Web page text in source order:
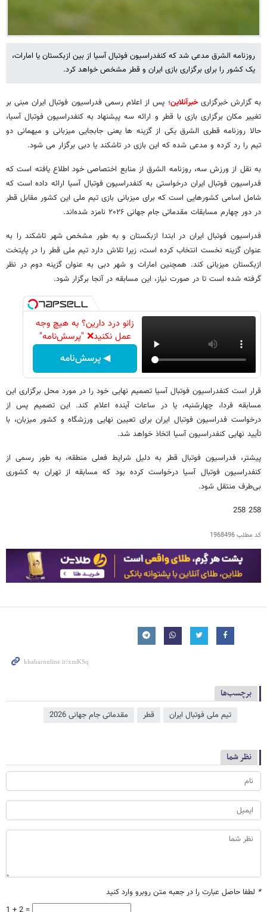
روزنامه الشرق مدعی شد که کنفدراسیون فوتبال آسیا از بین ازبکستان یا امارات،
یک کشور را برای برگزاری بازی ایران و قطر مشخص خواهد کرد.
به گزارش خبرگزاریخبرآنلاین؛ پس از اعلام رسمی فدراسیون فوتبال ایران مبنی بر
تغییر مکان برگزاری بازی با قطر و ارائه سه پیشنهاد به کنفدراسیون فوتبال آسیا،
حالا روزنامه قطری الشرق یکی از گزینه ها یعنی جابجایی میزبانی و میهمانی دو
تیم را رد کرده و مدعی شده که این بازی در تاشکند یا دبی برگزار می شود.
به نقل از ورزش سه، روزنامه الشرق از منابع اختصاصی خود اطلاع یافته است که
فدراسیون فوتبال ایران درخواستی به کنفدراسیون فوتبال آسیا ارائه داده است که
شامل اسامی کشورهایی است که برای میزبانی بازی تیم ملی این کشور مقابل قطر
در دور چهارم مسابقات مقدماتی جام جهانی ۲۰۲۶ نامزد شده‌اند.
فدراسیون فوتبال ایران در ابتدا ازبکستان و به طور مشخص شهر تاشکند را به
عنوان گزینه نخست انتخاب کرده است، زیرا تلاش دارد تیم ملی قطر را در پایتخت
ازبکستان میزبانی کند. همچنین امارات و شهر دبی به عنوان گزینه دوم در نظر
گرفته شده است تا در صورت نیاز، این مسابقه در آنجا برگزار شود.
زانو درد دارین؟ به هیچ وجه
عمل نکنید❌ "پرسش‌نامه"
◀ پرسش‌نامه
قرار است کنفدراسیون فوتبال آسیا تصمیم نهایی خود را در مورد محل برگزاری این
مسابقه فردا، چهارشنبه، یا در ساعات آینده اعلام کند. این تصمیم پس از
درخواست فدراسیون فوتبال ایران برای تعیین نهایی ورزشگاه و کشور میزبان، با
تأیید نهایی کنفدراسیون آسیا اتخاذ خواهد شد.
پیشتر، فدراسیون فوتبال قطر به دلیل شرایط فعلی منطقه، به طور رسمی از
کنفدراسیون فوتبال آسیا درخواست کرده بود که مسابقه از تهران به کشوری
بی‌طرف منتقل شود.
258 258
کد مطلب1968496
برچسب‌ها
تیم ملی فوتبال ایران قطر مقدماتی جام جهانی 2026
نظر شما
* لطفا حاصل عبارت را در جعبه متن روبرو وارد کنید